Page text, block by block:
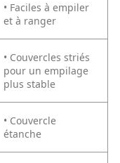
• Faciles à empiler
et à ranger
• Couvercles striés
pour un empilage
plus stable
• Couvercle
étanche